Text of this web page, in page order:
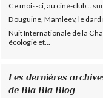
Ce mois-ci, au ciné-club...
Douguine, Mamleev, le
Nuit Internationale de la
écologie et...
Les dernières
de Bla Bla Blog